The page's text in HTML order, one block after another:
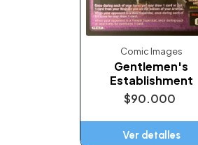
Comic Images
Gentlemen's
Establishment
$90.000
Ver detalles